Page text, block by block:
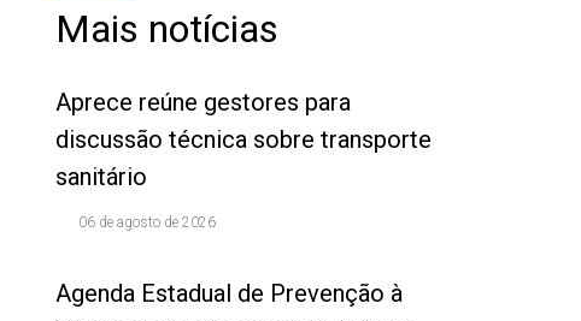
Mais notícias
Aprece reúne gestores para
discussão técnica sobre transporte
sanitário
06 de agosto de 2026
Agenda Estadual de Prevenção à